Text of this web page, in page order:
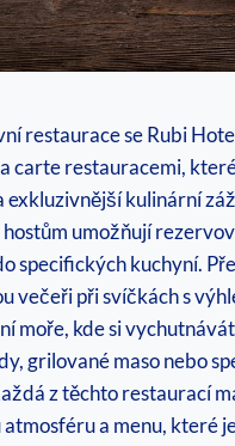
restaurace se Rubi
carte restauracemi,
exkluzivnější kulinární
umožňují
specifických kuchyní.
večeři při svíčkách s
moře, kde si
grilované maso nebo
z těchto restaurací
a menu, které